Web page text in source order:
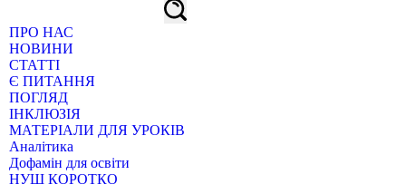
ПРО НАС
НОВИНИ
СТАТТІ
Є ПИТАННЯ
ПОГЛЯД
ІНКЛЮЗІЯ
МАТЕРІАЛИ ДЛЯ УРОКІВ
Аналітика
Дофамін для освіти
НУШ КОРОТКО